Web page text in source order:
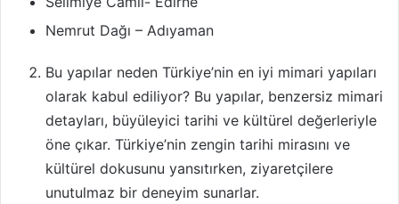
Nemrut Dağı – Adıyaman
Bu yapılar neden Türkiye’nin en iyi mimari yapıları
olarak kabul ediliyor? Bu yapılar, benzersiz mimari
detayları, büyüleyici tarihi ve kültürel değerleriyle
öne çıkar. Türkiye’nin zengin tarihi mirasını ve
kültürel dokusunu yansıtırken, ziyaretçilere
unutulmaz bir deneyim sunarlar.